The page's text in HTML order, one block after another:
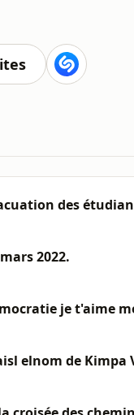
des
2022.
je t'aime
elnom de Kimpa